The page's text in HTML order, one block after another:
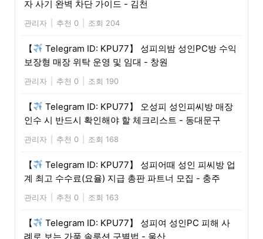
자 사기 완벽 차단 가이드 - 김천
관리자 추천 0 조회 204
【
Telegram ID: KPU77】 성피의밤 성인PC방 수익
보장형 매장 위탁 운영 및 임대 - 창원
관리자 추천 0 조회 190
【
Telegram ID: KPU77】 오성피 성인피씨방 매장
인수 시 반드시 확인해야 할 체크리스트 - 동대문구
관리자 추천 0 조회 168
【
Telegram ID: KPU77】 성피어때 성인 피씨방 업
계 최고 수수료(요율) 지급 총판 파트너 모집 - 충주
관리자 추천 0 조회 163
【
Telegram ID: KPU77】 성피여 성인PC 피해 사
례로 보는 가품 솔루션 구별법 - 울산